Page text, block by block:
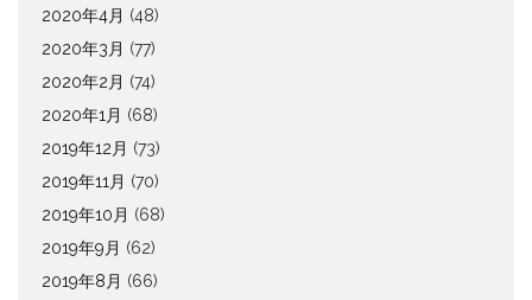
2020年4月 (48)
2020年3月 (77)
2020年2月 (74)
2020年1月 (68)
2019年12月 (73)
2019年11月 (70)
2019年10月 (68)
2019年9月 (62)
2019年8月 (66)